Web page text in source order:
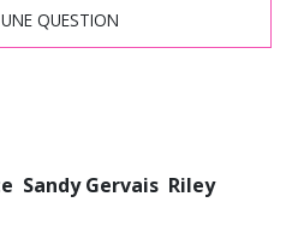
QUESTION
Sandy Gervais Riley